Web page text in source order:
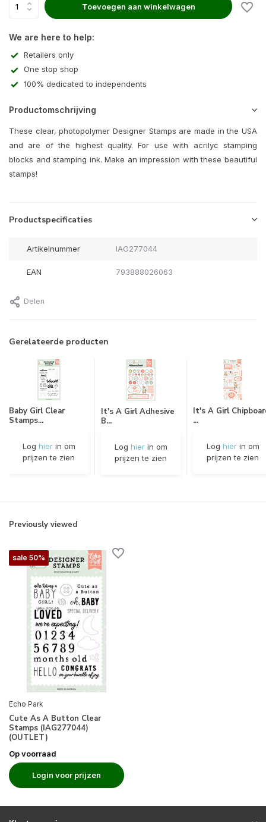
Toevoegen aan winkelwagen
We are here to help:
Retailers only
One stop shop
100% dedicated to independents
Productomschrijving
These clear, photopolymer Designer Stamps are made in the USA
and are of the highest quality. For use with acrilyc stamping
blocks and stamping ink. Make an impression with these beautiful
stamps!
Productspecificaties
Artikelnummer IAG277044
EAN 793888026063
Delen
Gerelateerde producten
Baby Girl Clear
Stamps...
Log hierin om
prijzen te zien
It's A Girl Adhesive
B...
Log hierin om
prijzen te zien
It's A Girl
...
Log hierin om
prijzen te zien
Previously viewed
sale 50%
Echo Park
Cute As A Button Clear
Stamps (IAG277044)
(OUTLET)
Op voorraad
Login voor prijzen